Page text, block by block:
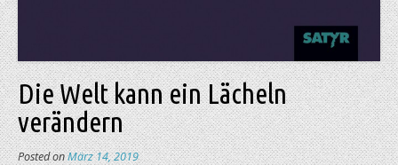
Die Welt kann ein Lächeln
verändern
Posted onMärz 14, 2019